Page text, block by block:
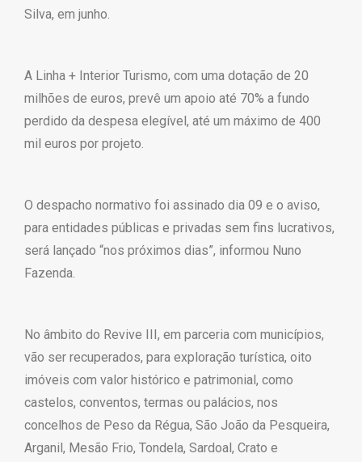
Silva, em junho.
A Linha + Interior Turismo, com uma dotação de 20
milhões de euros, prevê um apoio até 70% a fundo
perdido da despesa elegível, até um máximo de 400
mil euros por projeto.
O despacho normativo foi assinado dia 09 e o aviso,
para entidades públicas e privadas sem fins lucrativos,
será lançado “nos próximos dias”, informou Nuno
Fazenda.
No âmbito do Revive III, em parceria com municípios,
vão ser recuperados, para exploração turística, oito
imóveis com valor histórico e patrimonial, como
castelos, conventos, termas ou palácios, nos
concelhos de Peso da Régua, São João da Pesqueira,
Arganil, Mesão Frio, Tondela, Sardoal, Crato e